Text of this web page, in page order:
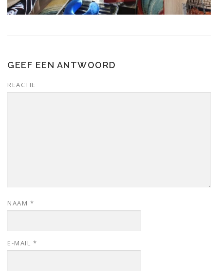
GEEF EEN ANTWOORD
REACTIE
NAAM *
E-MAIL *